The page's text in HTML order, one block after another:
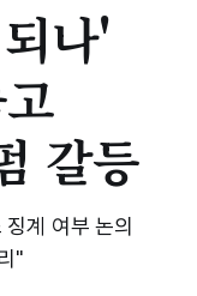
나'
갈등
계 여부 논의
"